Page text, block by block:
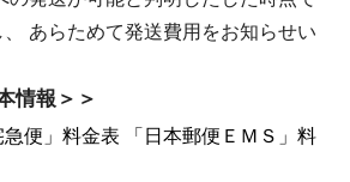
あらためて発送費用をお知らせい
情報＞＞
急便」料金表
「日本郵便ＥＭＳ」料